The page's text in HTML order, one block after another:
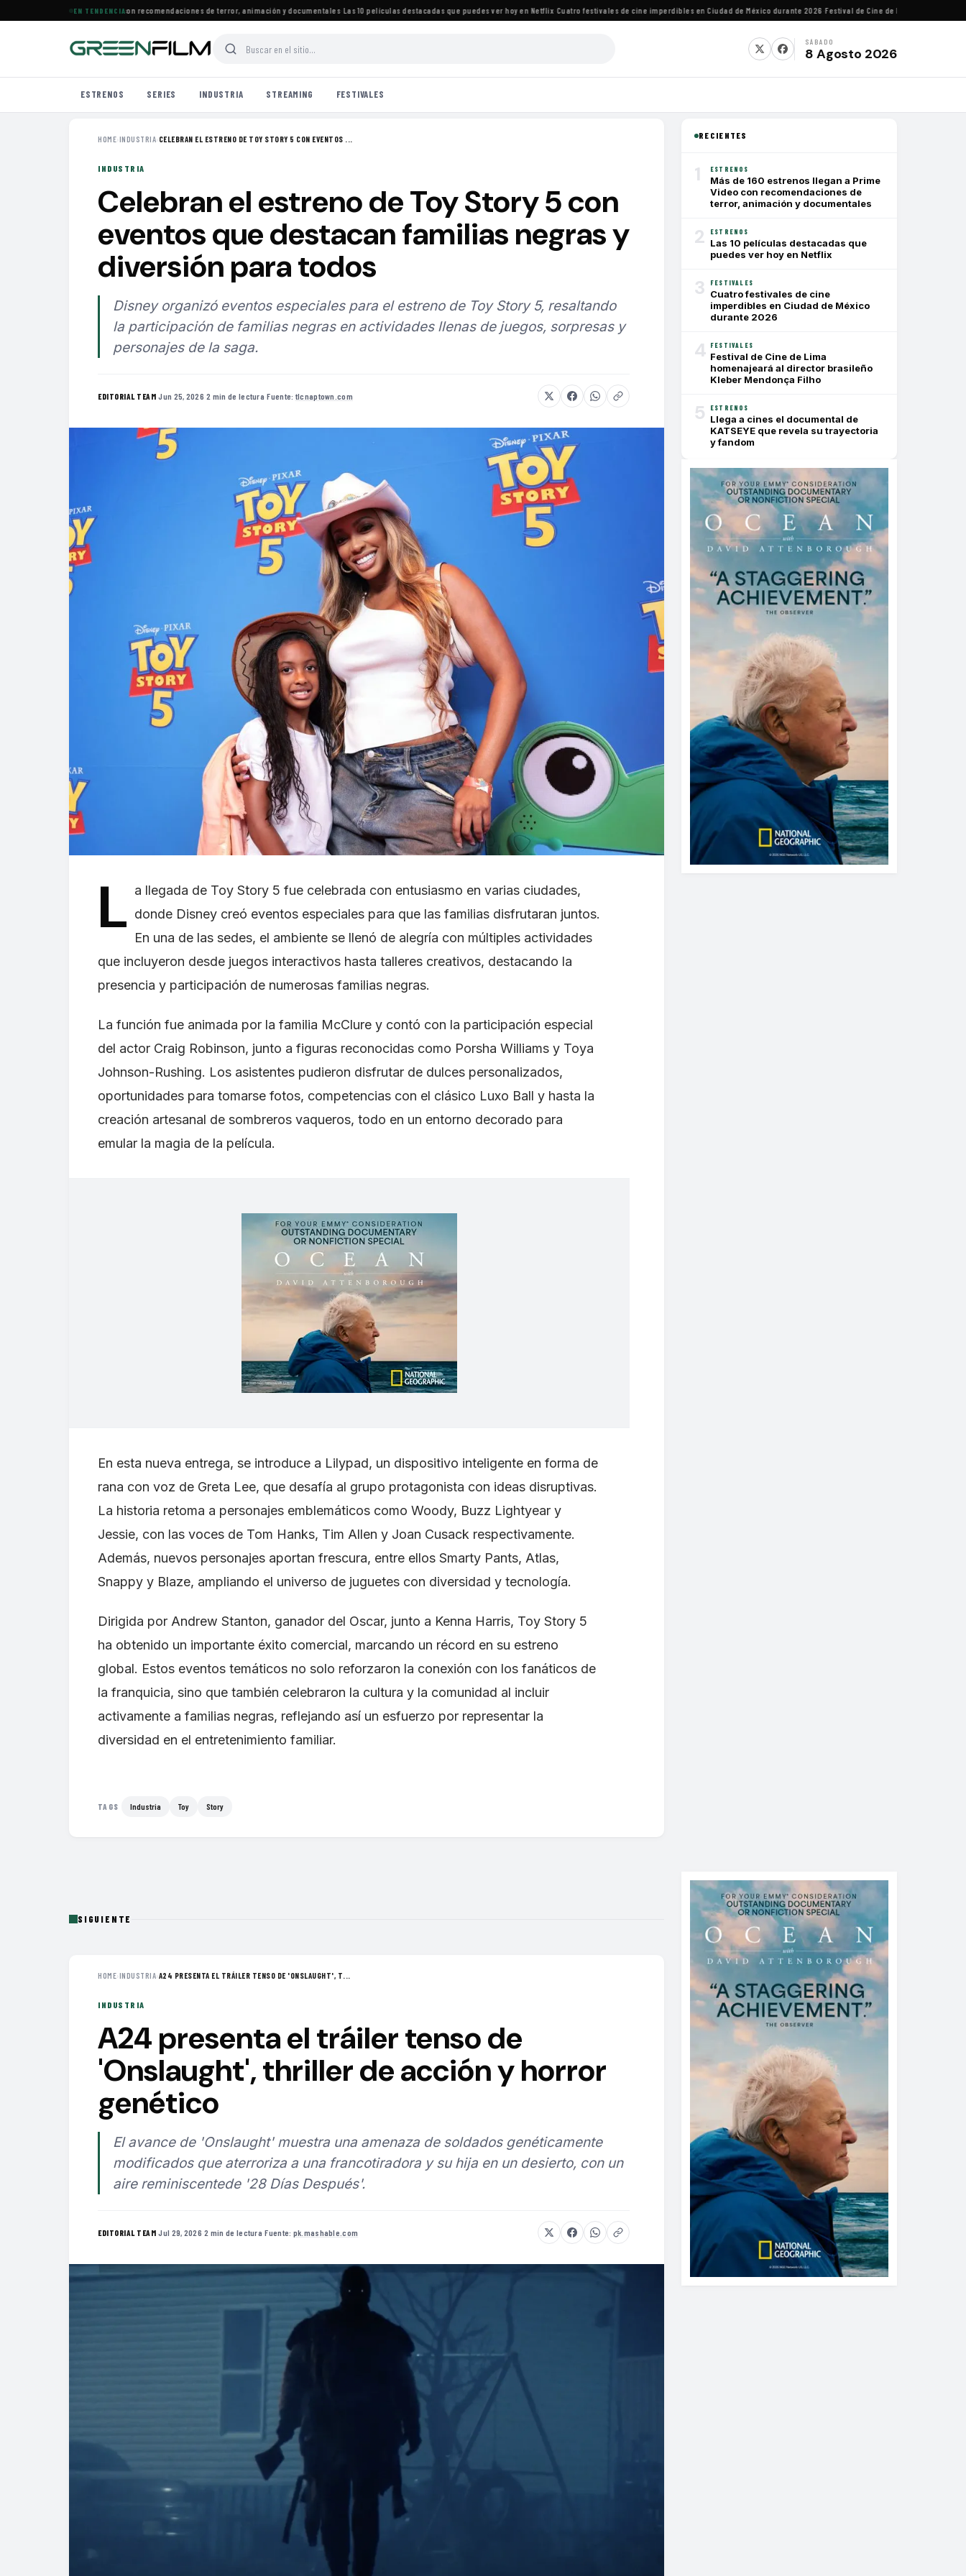
EN TENDENCIA
llegan a Prime Video con recomendaciones de terror, animación y documentales·Las 10 películas destacadas que puedes ver hoy en Netflix·Cuatro festivales de cine imperdibles en Ciudad de México durante 2026·Festival de Cine de Lima homenajeará al
SÁBADO
8 Agosto 2026
ESTRENOS SERIES INDUSTRIA STREAMING FESTIVALES
HOME›INDUSTRIA› CELEBRAN EL ESTRENO DE TOY STORY 5 CON EVENTOS ...
INDUSTRIA
Celebran el estreno de Toy Story 5 con
eventos que destacan familias negras y
diversión para todos
Disney organizó eventos especiales para el estreno de Toy Story 5, resaltando
la participación de familias negras en actividades llenas de juegos, sorpresas y
personajes de la saga.
EDITORIAL TEAM·Jun 25, 2026·2 min de lectura·Fuente: tlcnaptown.com
L a llegada de Toy Story 5 fue celebrada con entusiasmo en varias ciudades,
donde Disney creó eventos especiales para que las familias disfrutaran juntos.
En una de las sedes, el ambiente se llenó de alegría con múltiples actividades
que incluyeron desde juegos interactivos hasta talleres creativos, destacando la
presencia y participación de numerosas familias negras.
La función fue animada por la familia McClure y contó con la participación especial
del actor Craig Robinson, junto a figuras reconocidas como Porsha Williams y Toya
Johnson-Rushing. Los asistentes pudieron disfrutar de dulces personalizados,
oportunidades para tomarse fotos, competencias con el clásico Luxo Ball y hasta la
creación artesanal de sombreros vaqueros, todo en un entorno decorado para
emular la magia de la película.
En esta nueva entrega, se introduce a Lilypad, un dispositivo inteligente en forma de
rana con voz de Greta Lee, que desafía al grupo protagonista con ideas disruptivas.
La historia retoma a personajes emblemáticos como Woody, Buzz Lightyear y
Jessie, con las voces de Tom Hanks, Tim Allen y Joan Cusack respectivamente.
Además, nuevos personajes aportan frescura, entre ellos Smarty Pants, Atlas,
Snappy y Blaze, ampliando el universo de juguetes con diversidad y tecnología.
Dirigida por Andrew Stanton, ganador del Oscar, junto a Kenna Harris, Toy Story 5
ha obtenido un importante éxito comercial, marcando un récord en su estreno
global. Estos eventos temáticos no solo reforzaron la conexión con los fanáticos de
la franquicia, sino que también celebraron la cultura y la comunidad al incluir
activamente a familias negras, reflejando así un esfuerzo por representar la
diversidad en el entretenimiento familiar.
TAGS Industria Toy Story
RECIENTES
1 ESTRENOS
Más de 160 estrenos llegan a Prime
Video con recomendaciones de
terror, animación y documentales
2 ESTRENOS
Las 10 películas destacadas que
puedes ver hoy en Netflix
3 FESTIVALES
Cuatro festivales de cine
imperdibles en Ciudad de México
durante 2026
4 FESTIVALES
Festival de Cine de Lima
homenajeará al director brasileño
Kleber Mendonça Filho
5 ESTRENOS
Llega a cines el documental de
KATSEYE que revela su trayectoria
y fandom
SIGUIENTE
HOME›INDUSTRIA›A24 PRESENTA EL TRÁILER TENSO DE 'ONSLAUGHT', T...
INDUSTRIA
A24 presenta el tráiler tenso de
'Onslaught', thriller de acción y horror
genético
El avance de 'Onslaught' muestra una amenaza de soldados genéticamente
modificados que aterroriza a una francotiradora y su hija en un desierto, con un
aire reminiscentede '28 Días Después'.
EDITORIAL TEAM·Jul 29, 2026·2 min de lectura·Fuente: pk.mashable.com